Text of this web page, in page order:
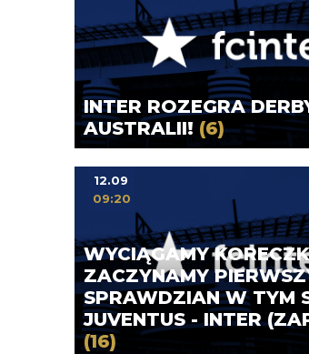
INTER ROZEGRA
AUSTRALII! (6)
WYCIĄGAMY
ZACZYNAMY
SPRAWDZIAN W TYM
JUVENTUS - INTER
(16)
12.09
09:20